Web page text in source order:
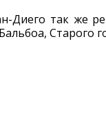
Диего так же
Старого